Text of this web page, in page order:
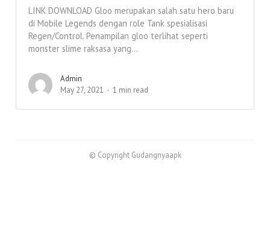
LINK DOWNLOAD Gloo merupakan salah satu hero baru
di Mobile Legends dengan role Tank spesialisasi
Regen/Control. Penampilan gloo terlihat seperti
monster slime raksasa yang...
Admin
May 27, 2021
1 min read
© Copyright Gudangnyaapk